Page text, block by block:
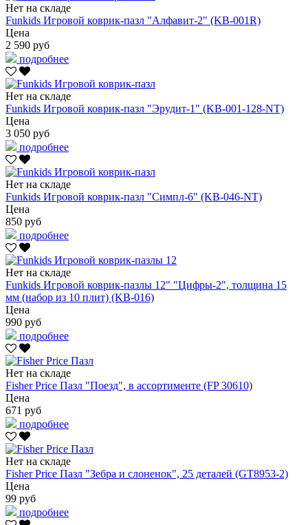
Нет на складе
Funkids Игровой коврик-пазл "Алфавит-2" (KB-001R)
Цена
2 590 руб
подробнее
Нет на складе
Funkids Игровой коврик-пазл "Эрудит-1" (KB-001-128-NT)
Цена
3 050 руб
подробнее
Нет на складе
Funkids Игровой коврик-пазл "Симпл-6" (KB-046-NT)
Цена
850 руб
подробнее
Нет на складе
Funkids Игровой коврик-пазлы 12" "Цифры-2", толщина 15
мм (набор из 10 плит) (KB-016)
Цена
990 руб
подробнее
Нет на складе
Fisher Price Пазл "Поезд", в ассортименте (FP 30610)
Цена
671 руб
подробнее
Нет на складе
Fisher Price Пазл "Зебра и слоненок", 25 деталей (GT8953-2)
Цена
99 руб
подробнее